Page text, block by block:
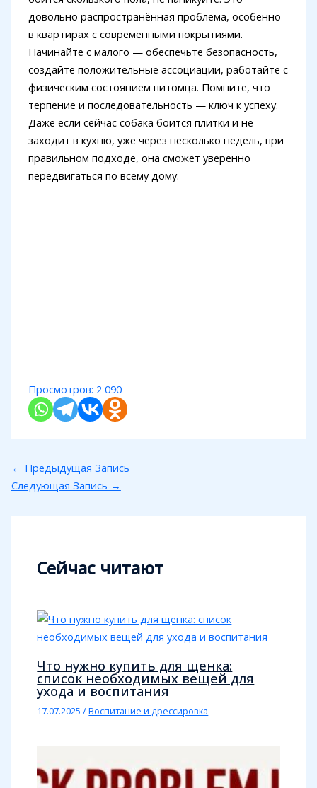
довольно распространённая проблема, особенно
в квартирах с современными покрытиями.
Начинайте с малого — обеспечьте безопасность,
создайте положительные ассоциации, работайте с
физическим состоянием питомца. Помните, что
терпение и последовательность — ключ к успеху.
Даже если сейчас собака боится плитки и не
заходит в кухню, уже через несколько недель, при
правильном подходе, она сможет уверенно
передвигаться по всему дому.
Просмотров: 2 090
← Предыдущая Запись
Следующая Запись →
Сейчас читают
Что нужно купить для щенка:
список необходимых вещей для
ухода и воспитания
17.07.2025/Воспитание и дрессировка